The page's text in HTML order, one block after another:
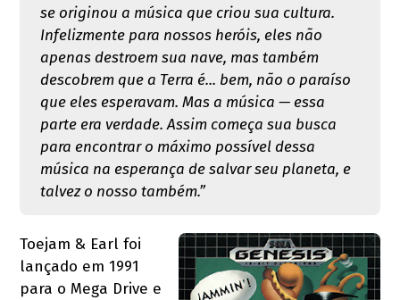
se originou a música que criou sua cultura.
Infelizmente para nossos heróis, eles não
apenas destroem sua nave, mas também
descobrem que a Terra é... bem, não o paraíso
que eles esperavam. Mas a música — essa
parte era verdade. Assim começa sua busca
para encontrar o máximo possível dessa
música na esperança de salvar seu planeta, e
talvez o nosso também.”
Toejam & Earl foi
lançado em 1991
para o Mega Drive e